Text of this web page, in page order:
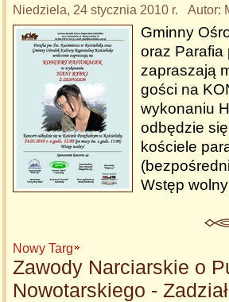
Niedziela, 24 stycznia 2010 r. Autor:
Gminny
oraz Parafia
zapraszają
gości na
wykonaniu
odbędzie
kościele
Wstęp
Nowy Targ
Zawody Narciarskie o
Nowotarskiego - Zadział